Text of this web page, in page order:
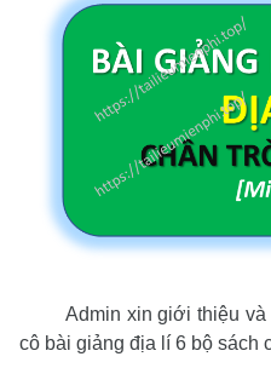
Admin xin giới thiệu
cô bài giảng địa lí 6 bộ sách